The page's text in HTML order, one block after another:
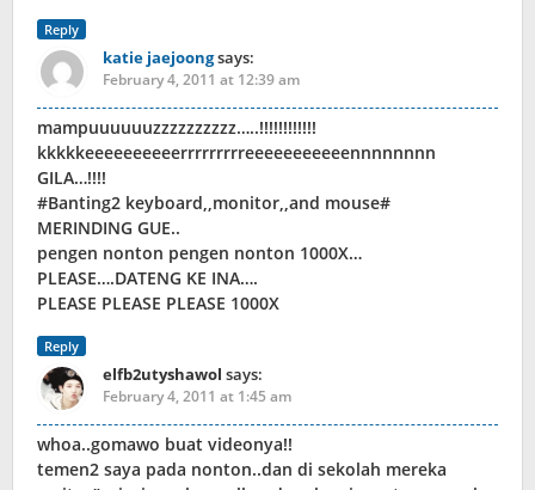
Reply
katie jaejoongsays:
February 4, 2011 at 12:39 am
mampuuuuuuzzzzzzzzzz…..!!!!!!!!!!!!
kkkkkeeeeeeeeeerrrrrrrrreeeeeeeeeeennnnnnnn
GILA…!!!!
#Banting2 keyboard,,monitor,,and mouse#
MERINDING GUE..
pengen nonton pengen nonton 1000X…
PLEASE….DATENG KE INA….
PLEASE PLEASE PLEASE 1000X
Reply
elfb2utyshawol says:
February 4, 2011 at 1:45 am
whoa..gomawo buat videonya!!
temen2 saya pada nonton..dan di sekolah mereka